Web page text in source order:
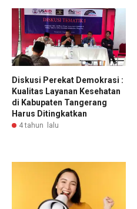
Diskusi Perekat Demokrasi :
Kualitas Layanan Kesehatan
di Kabupaten Tangerang
Harus Ditingkatkan
4 tahun lalu